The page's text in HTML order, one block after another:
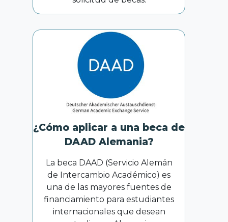
¿Cómo aplicar a una beca de
DAAD Alemania?
La beca DAAD (Servicio Alemán
de Intercambio Académico) es
una de las mayores fuentes de
financiamiento para estudiantes
internacionales que desean